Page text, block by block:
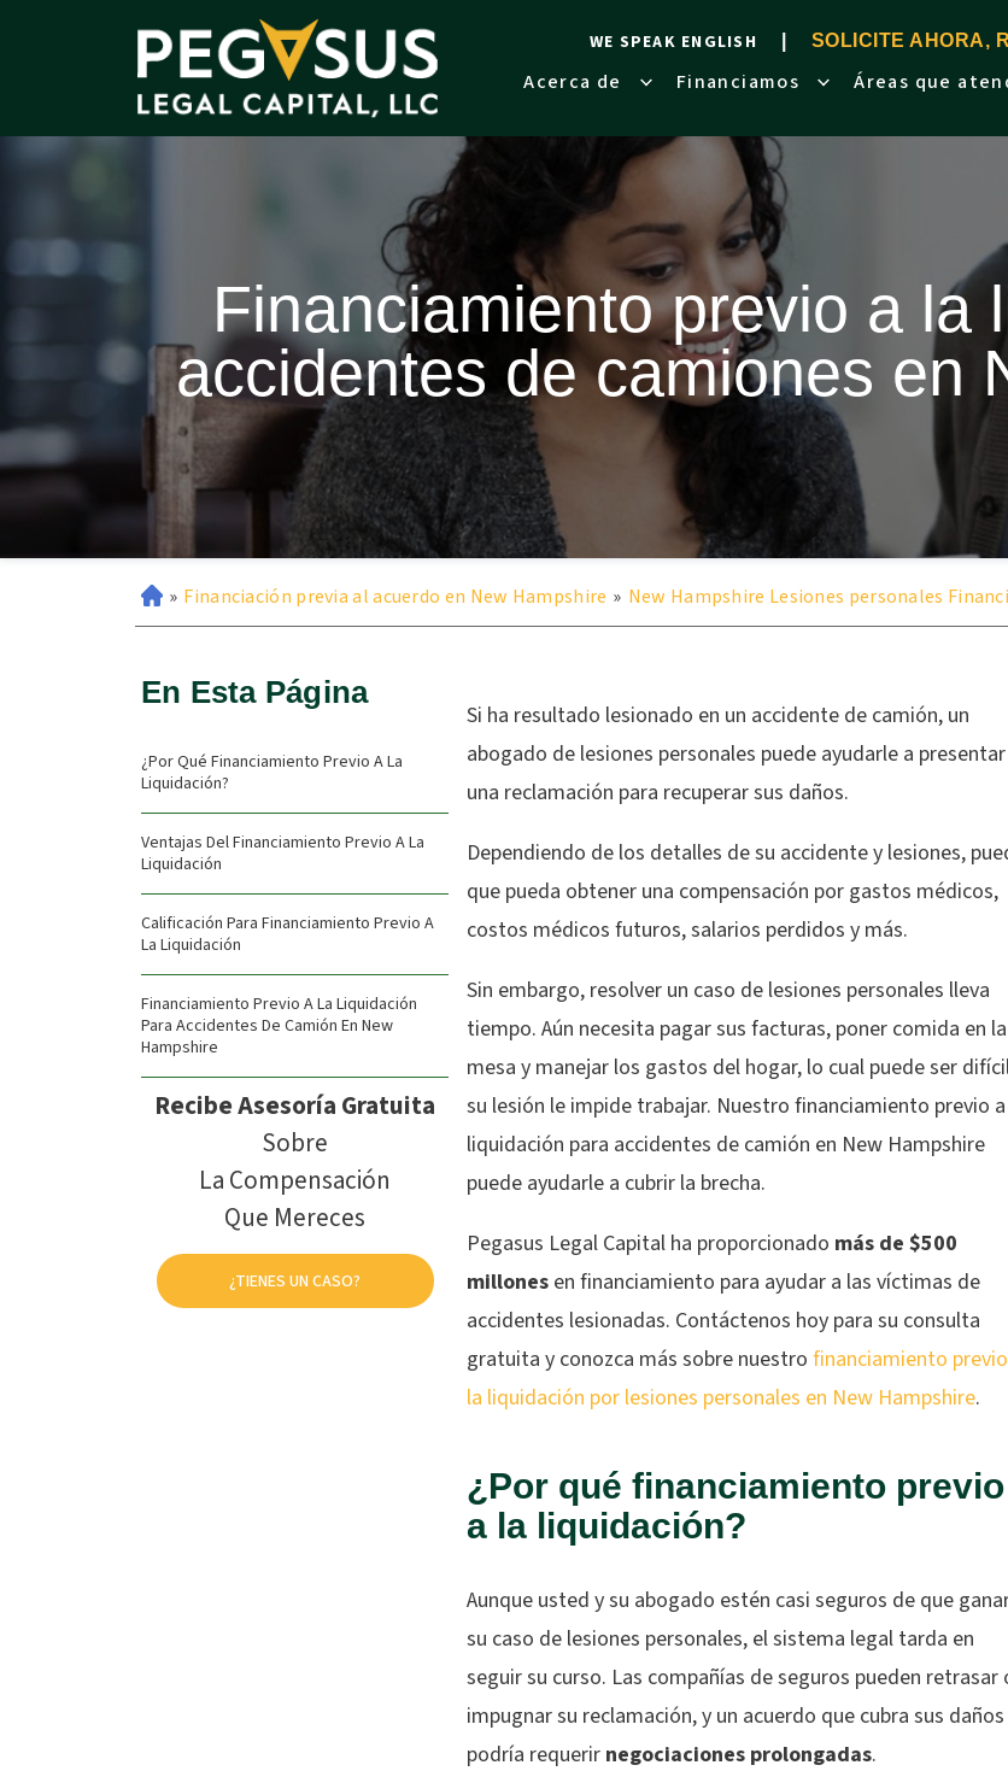
WE SPEAK ENGLISH SOLICITE AHORA,
Acerca de Financiamos Áreas que
Financiamiento previo a la
accidentes de camiones en
» Financiación previa al acuerdo en New Hampshire » New Hampshire Lesiones personales
En Esta Página
¿Por Qué Financiamiento Previo A La
Liquidación?
Ventajas Del Financiamiento Previo A La
Liquidación
Calificación Para Financiamiento Previo A
La Liquidación
Financiamiento Previo A La Liquidación
Para Accidentes De Camión En New
Hampshire
Recibe Asesoría Gratuita
Sobre
La Compensación
Que Mereces
¿TIENES UN CASO?
Si ha resultado lesionado en un accidente de camión, un
abogado de lesiones personales puede ayudarle a presentar
una reclamación para recuperar sus daños.
Dependiendo de los detalles de su accidente y lesiones,
que pueda obtener una compensación por gastos médicos,
costos médicos futuros, salarios perdidos y más.
Sin embargo, resolver un caso de lesiones personales lleva
tiempo. Aún necesita pagar sus facturas, poner comida en la
mesa y manejar los gastos del hogar, lo cual puede ser
su lesión le impide trabajar. Nuestro financiamiento previo
liquidación para accidentes de camión en New Hampshire
puede ayudarle a cubrir la brecha.
Pegasus Legal Capital ha proporcionado más de $500
millones en financiamiento para ayudar a las víctimas de
accidentes lesionadas. Contáctenos hoy para su consulta
gratuita y conozca más sobre nuestro financiamiento
la liquidación por lesiones personales en New Hampshire.
¿Por qué financiamiento previo
a la liquidación?
Aunque usted y su abogado estén casi seguros de que
su caso de lesiones personales, el sistema legal tarda en
seguir su curso. Las compañías de seguros pueden retrasar
impugnar su reclamación, y un acuerdo que cubra sus daños
podría requerir negociaciones prolongadas.